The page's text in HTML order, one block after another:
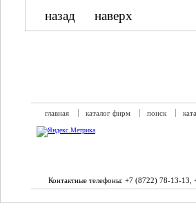
назад наверх
главная каталог фирм поиск
Контактные телефоны: +7 (8722) 78-13-